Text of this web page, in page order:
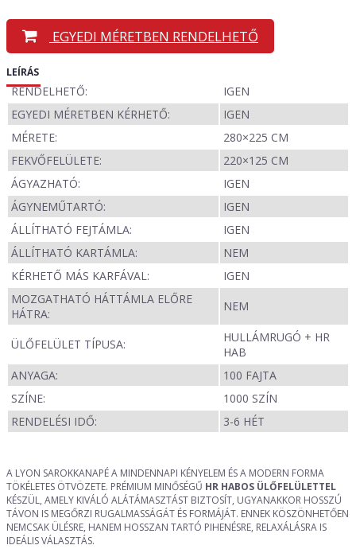
EGYEDI MÉRETBEN RENDELHETŐ
LEÍRÁS
RENDELHETŐ:
IGEN
EGYEDI MÉRETBEN KÉRHETŐ:
IGEN
MÉRETE:
280×225 CM
FEKVŐFELÜLETE:
220×125 CM
ÁGYAZHATÓ:
IGEN
ÁGYNEMŰTARTÓ:
IGEN
ÁLLÍTHATÓ FEJTÁMLA:
IGEN
ÁLLÍTHATÓ KARTÁMLA:
NEM
KÉRHETŐ MÁS KARFÁVAL:
IGEN
MOZGATHATÓ HÁTTÁMLA ELŐRE
HÁTRA:
NEM
ÜLŐFELÜLET TÍPUSA:
HULLÁMRUGÓ + HR
HAB
ANYAGA:
100 FAJTA
SZÍNE:
1000 SZÍN
RENDELÉSI IDŐ:
3-6 HÉT
A LYON SAROKKANAPÉ A MINDENNAPI KÉNYELEM ÉS A MODERN FORMA
TÖKÉLETES ÖTVÖZETE. PRÉMIUM MINŐSÉGŰ HR HABOS ÜLŐFELÜLETTEL
KÉSZÜL, AMELY KIVÁLÓ ALÁTÁMASZTÁST BIZTOSÍT, UGYANAKKOR HOSSZÚ
TÁVON IS MEGŐRZI RUGALMASSÁGÁT ÉS FORMÁJÁT. ENNEK KÖSZÖNHETŐEN
NEMCSAK ÜLÉSRE, HANEM HOSSZAN TARTÓ PIHENÉSRE, RELAXÁLÁSRA IS
IDEÁLIS VÁLASZTÁS.